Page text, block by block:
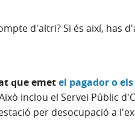
d'altri? Si és així, has
que emetel pagador o
inclou el Servei Públic
per desocupació a